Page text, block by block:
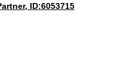
ID:6053715